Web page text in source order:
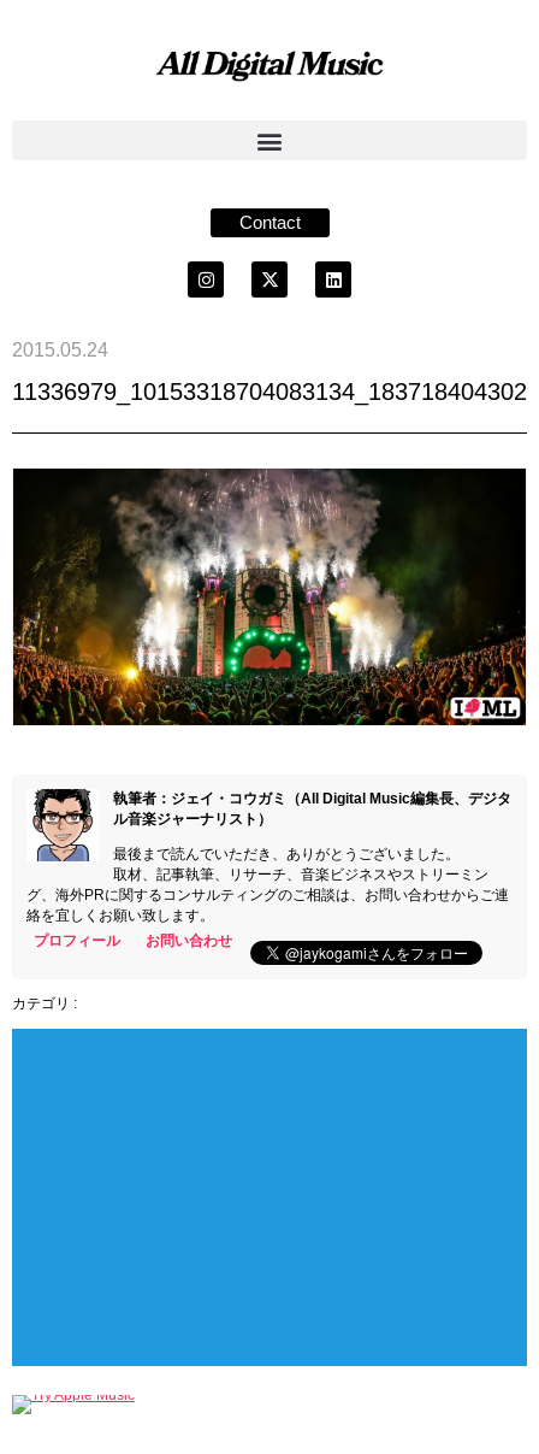
Contact
2015.05.24
執筆者：ジェイ・コウガミ（All Digital Music編集長、デジタ
ル音楽ジャーナリスト）
最後まで読んでいただき、ありがとうございました。
取材、記事執筆、リサーチ、音楽ビジネスやストリーミン
グ、海外PRに関するコンサルティングのご相談は、お問い合わせからご連
絡を宜しくお願い致します。
プロフィール
お問い合わせ
カテゴリ :